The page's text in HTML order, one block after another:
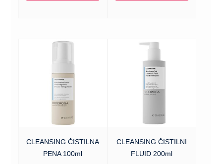
CLEANSING ČISTILNA
PENA 100ml
CLEANSING ČISTILNI
FLUID 200ml